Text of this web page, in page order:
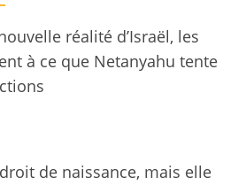
réalité d’Israël, les
à ce que Netanyahu tente
de naissance, mais elle